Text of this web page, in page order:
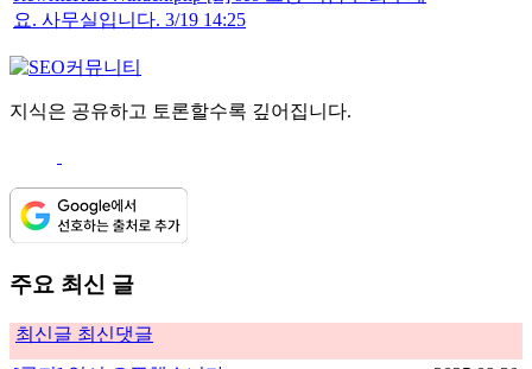
요. 사무실입니다. 3/19 14:25
지식은 공유하고 토론할수록 깊어집니다.
주요 최신 글
최신글 최신댓글